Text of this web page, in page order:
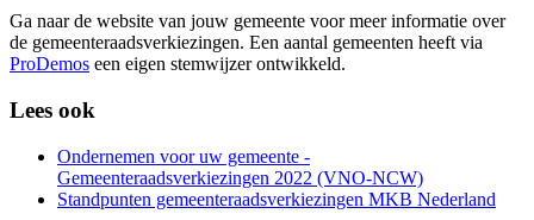
Ga naar de website van jouw gemeente voor meer informatie over
de gemeenteraadsverkiezingen. Een aantal gemeenten heeft via
ProDemos een eigen stemwijzer ontwikkeld.
Lees ook
Ondernemen voor uw gemeente -
Gemeenteraadsverkiezingen 2022 (VNO-NCW)
Standpunten gemeenteraadsverkiezingen MKB Nederland